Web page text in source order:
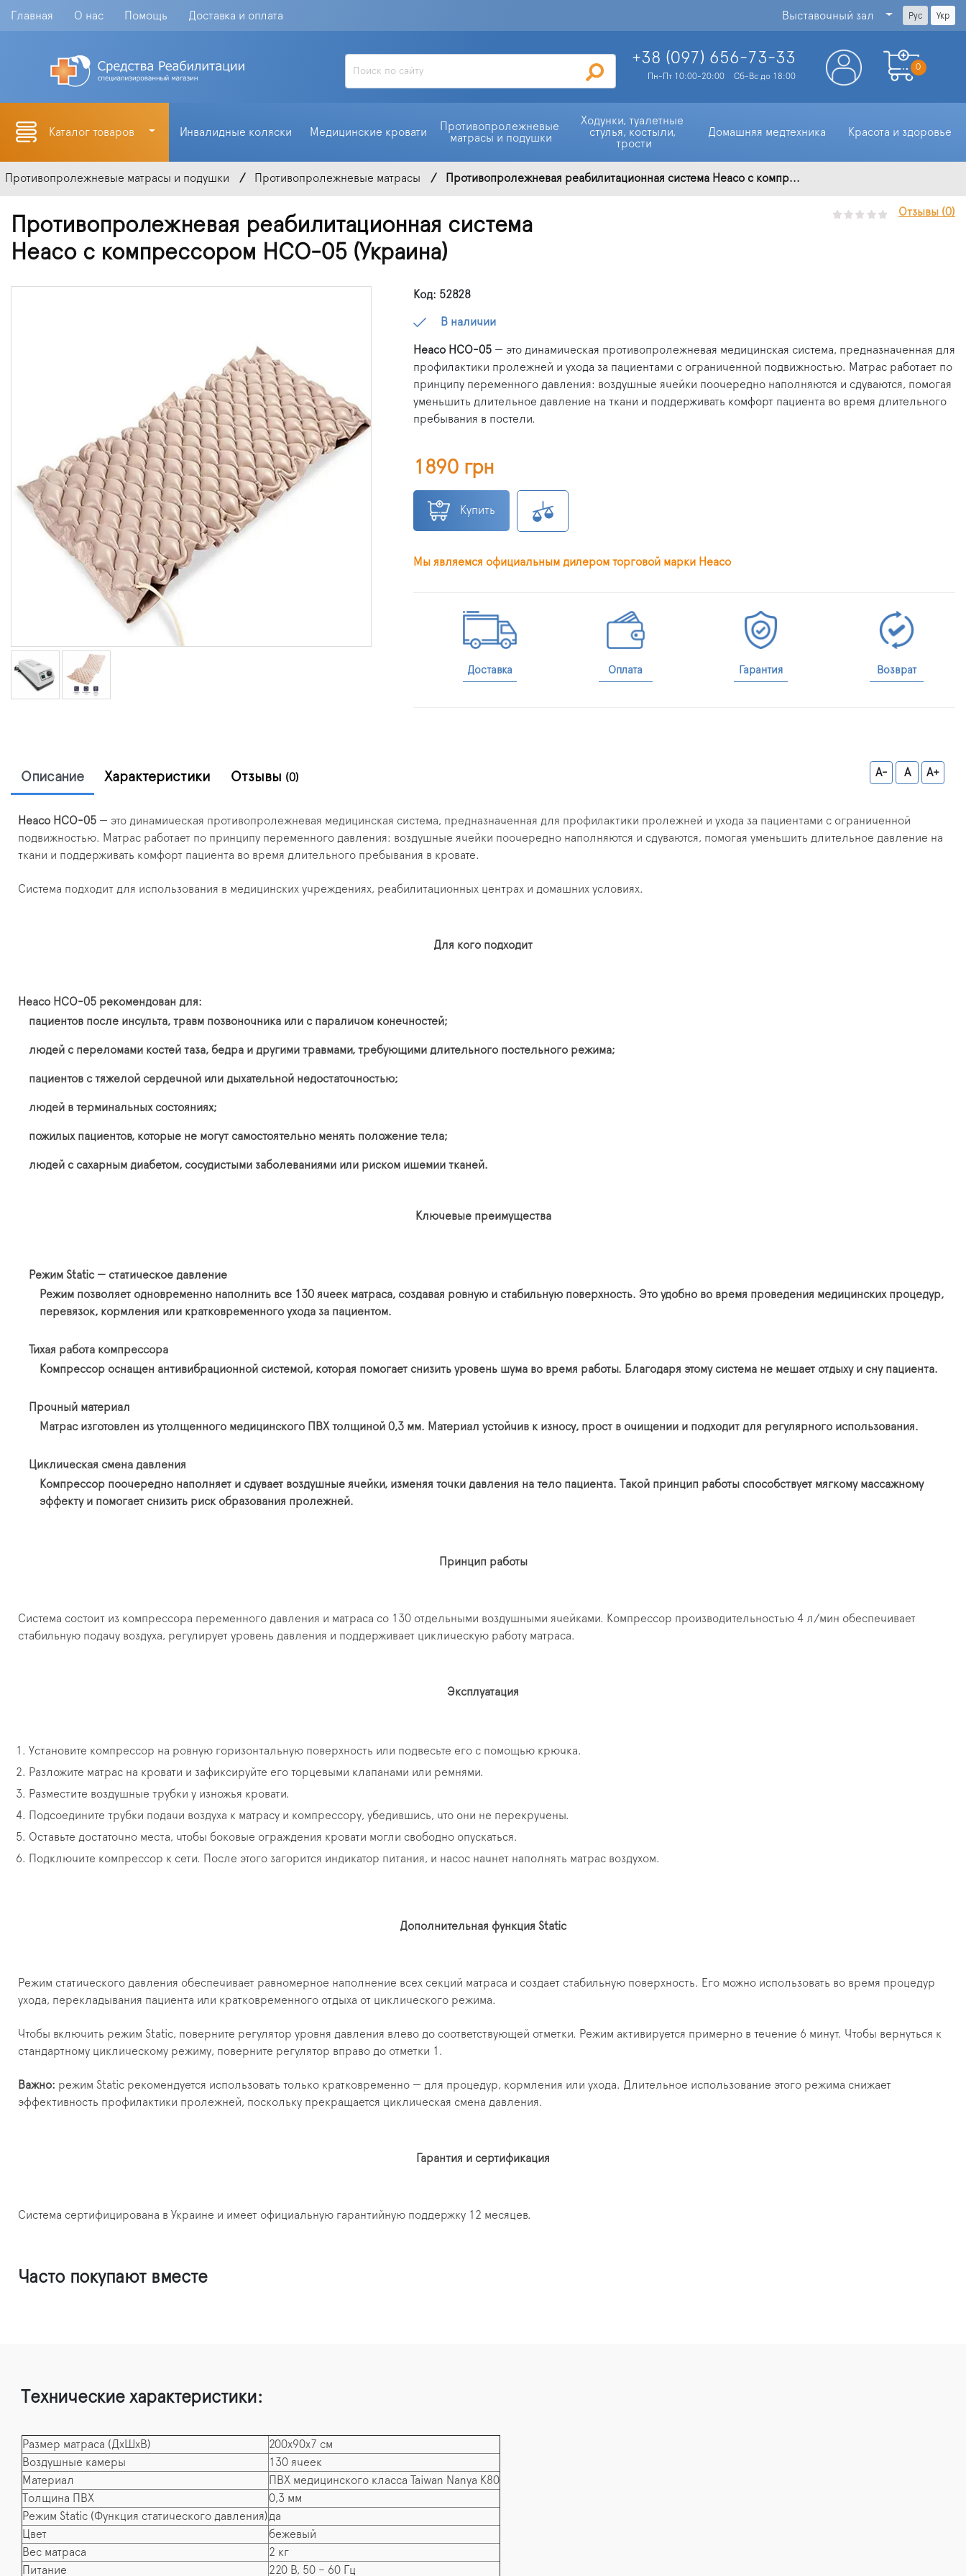
Главная О нас Помощь Доставка и оплата Выставочный зал Рус Укр
+38 (097) 656-73-33
Пн-Пт 10:00-20:00 Сб-Вс до 18:00
0
Каталог товаров Инвалидные коляски Медицинские кровати
Противопролежневые
матрасы и подушки
Ходунки, туалетные
стулья, костыли,
трости
Домашняя медтехника Красота и здоровье
Противопролежневые матрасы и подушки Противопролежневые матрасы Противопролежневая реабилитационная система Heaco с компр...
Противопролежневая реабилитационная система
Heaco с компрессором HCO-05 (Украина)
Отзывы (0)
Код: 52828
В наличии
Heaco HCO-05 — это динамическая противопролежневая медицинская система, предназначенная для
профилактики пролежней и ухода за пациентами с ограниченной подвижностью. Матрас работает по
принципу переменного давления: воздушные ячейки поочередно наполняются и сдуваются, помогая
уменьшить длительное давление на ткани и поддерживать комфорт пациента во время длительного
пребывания в постели.
1890 грн
Купить
Мы являемся официальным дилером торговой марки Heaco
Доставка Оплата Гарантия Возврат
Описание Характеристики Отзывы (0) A- A A+
Heaco HCO-05 — это динамическая противопролежневая медицинская система, предназначенная для профилактики пролежней и ухода за пациентами с ограниченной
подвижностью. Матрас работает по принципу переменного давления: воздушные ячейки поочередно наполняются и сдуваются, помогая уменьшить длительное давление на
ткани и поддерживать комфорт пациента во время длительного пребывания в кровате.
Система подходит для использования в медицинских учреждениях, реабилитационных центрах и домашних условиях.
Для кого подходит
Heaco HCO-05 рекомендован для:
пациентов после инсульта, травм позвоночника или с параличом конечностей;
людей с переломами костей таза, бедра и другими травмами, требующими длительного постельного режима;
пациентов с тяжелой сердечной или дыхательной недостаточностью;
людей в терминальных состояниях;
пожилых пациентов, которые не могут самостоятельно менять положение тела;
людей с сахарным диабетом, сосудистыми заболеваниями или риском ишемии тканей.
Ключевые преимущества
Режим Static — статическое давление
Режим позволяет одновременно наполнить все 130 ячеек матраса, создавая ровную и стабильную поверхность. Это удобно во время проведения медицинских процедур,
перевязок, кормления или кратковременного ухода за пациентом.
Тихая работа компрессора
Компрессор оснащен антивибрационной системой, которая помогает снизить уровень шума во время работы. Благодаря этому система не мешает отдыху и сну пациента.
Прочный материал
Матрас изготовлен из утолщенного медицинского ПВХ толщиной 0,3 мм. Материал устойчив к износу, прост в очищении и подходит для регулярного использования.
Циклическая смена давления
Компрессор поочередно наполняет и сдувает воздушные ячейки, изменяя точки давления на тело пациента. Такой принцип работы способствует мягкому массажному
эффекту и помогает снизить риск образования пролежней.
Принцип работы
Система состоит из компрессора переменного давления и матраса со 130 отдельными воздушными ячейками. Компрессор производительностью 4 л/мин обеспечивает
стабильную подачу воздуха, регулирует уровень давления и поддерживает циклическую работу матраса.
Эксплуатация
Установите компрессор на ровную горизонтальную поверхность или подвесьте его с помощью крючка.
Разложите матрас на кровати и зафиксируйте его торцевыми клапанами или ремнями.
Разместите воздушные трубки у изножья кровати.
Подсоедините трубки подачи воздуха к матрасу и компрессору, убедившись, что они не перекручены.
Оставьте достаточно места, чтобы боковые ограждения кровати могли свободно опускаться.
Подключите компрессор к сети. После этого загорится индикатор питания, и насос начнет наполнять матрас воздухом.
Дополнительная функция Static
Режим статического давления обеспечивает равномерное наполнение всех секций матраса и создает стабильную поверхность. Его можно использовать во время процедур
ухода, перекладывания пациента или кратковременного отдыха от циклического режима.
Чтобы включить режим Static, поверните регулятор уровня давления влево до соответствующей отметки. Режим активируется примерно в течение 6 минут. Чтобы вернуться к
стандартному циклическому режиму, поверните регулятор вправо до отметки 1.
Важно: режим Static рекомендуется использовать только кратковременно — для процедур, кормления или ухода. Длительное использование этого режима снижает
эффективность профилактики пролежней, поскольку прекращается циклическая смена давления.
Гарантия и сертификация
Система сертифицирована в Украине и имеет официальную гарантийную поддержку 12 месяцев.
Часто покупают вместе
Технические характеристики:
Размер матраса (ДхШхВ)
200х90х7 см
Воздушные камеры
130 ячеек
Материал
ПВХ медицинского класса Taiwan Nanya K80
Толщина ПВХ
0,3 мм
Режим Static (Функция статического давления)да
Цвет
бежевый
Вес матраса
2 кг
Питание
220 В, 50 – 60 Гц